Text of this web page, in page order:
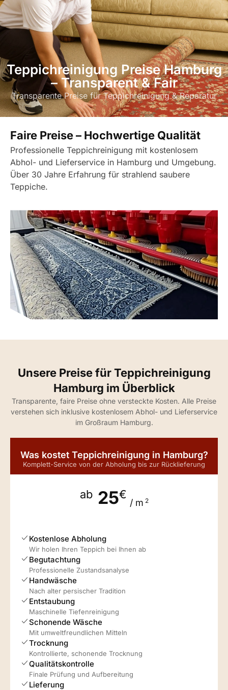
Teppichreinigung Preise Hamburg
– Transparent & Fair
Transparente Preise für Teppichreinigung & Reparatur
Faire Preise – Hochwertige Qualität
Professionelle Teppichreinigung mit kostenlosem
Abhol- und Lieferservice in Hamburg und Umgebung.
Über 30 Jahre Erfahrung für strahlend saubere
Teppiche.
Unsere Preise für Teppichreinigung
Hamburg im Überblick
Transparente, faire Preise ohne versteckte Kosten. Alle Preise
verstehen sich inklusive kostenlosem Abhol- und Lieferservice
im Großraum Hamburg.
Was kostet Teppichreinigung in Hamburg?
Komplett-Service von der Abholung bis zur Rücklieferung
ab 25€
/ m 2
Kostenlose Abholung
Wir holen Ihren Teppich bei Ihnen ab
Begutachtung
Professionelle Zustandsanalyse
Handwäsche
Nach alter persischer Tradition
Entstaubung
Maschinelle Tiefenreinigung
Schonende Wäsche
Mit umweltfreundlichen Mitteln
Trocknung
Kontrollierte, schonende Trocknung
Qualitätskontrolle
Finale Prüfung und Aufbereitung
Lieferung